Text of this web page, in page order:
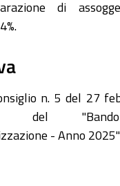
di
n. 5 del 27
del
- Anno 2025"